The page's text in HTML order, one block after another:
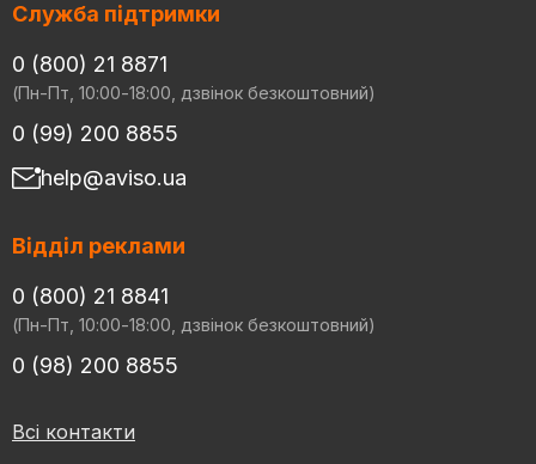
Служба підтримки
0 (800) 21 8871
(Пн-Пт, 10:00-18:00, дзвінок безкоштовний)
0 (99) 200 8855
help@aviso.ua
Відділ реклами
0 (800) 21 8841
(Пн-Пт, 10:00-18:00, дзвінок безкоштовний)
0 (98) 200 8855
Всі контакти